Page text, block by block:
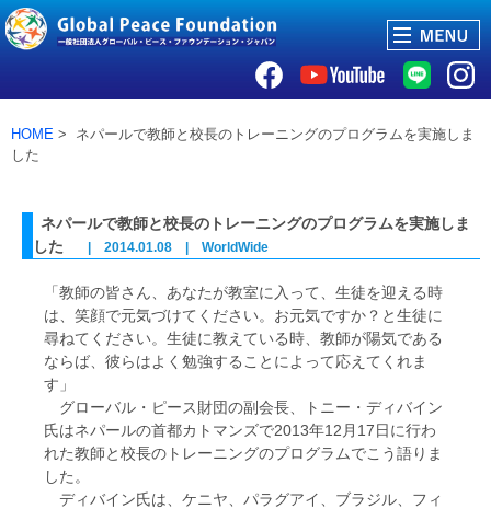
HOME > ネパールで教師と校長のトレーニングのプログラムを実施しま
した
ネパールで教師と校長のトレーニングのプログラムを実施しま
した
| 2014.01.08 | WorldWide
「教師の皆さん、あなたが教室に入って、生徒を迎える時
は、笑顔で元気づけてください。お元気ですか？と生徒に
尋ねてください。生徒に教えている時、教師が陽気である
ならば、彼らはよく勉強することによって応えてくれま
す」
グローバル・ピース財団の副会長、トニー・ディバイン
氏はネパールの首都カトマンズで2013年12月17日に行わ
れた教師と校長のトレーニングのプログラムでこう語りま
した。
ディバイン氏は、ケニヤ、パラグアイ、ブラジル、フィ